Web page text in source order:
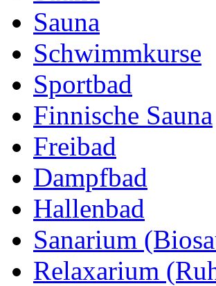
Sauna
Schwimmkurse
Sportbad
Finnische Sauna
Freibad
Dampfbad
Hallenbad
Sanarium
Relaxarium